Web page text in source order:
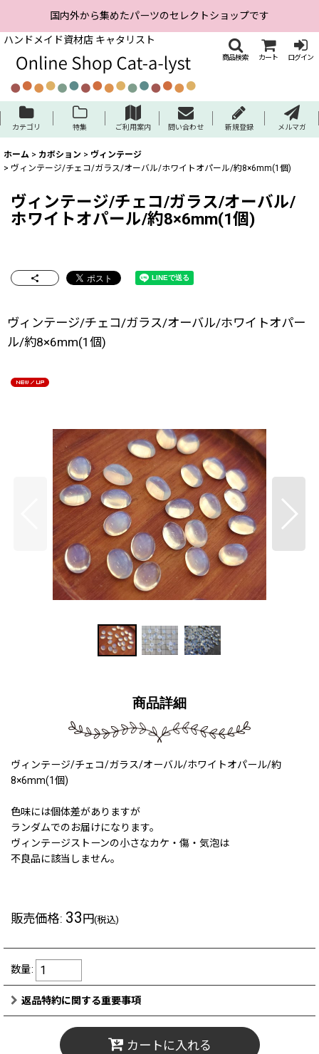
国内外から集めたパーツのセレクトショップです
ハンドメイド資材店 キャタリスト
商品検索 カート ログイン
カテゴリ 特集 ご利用案内 問い合わせ 新規登録 メルマガ
ホーム > カボション > ヴィンテージ
> ヴィンテージ/チェコ/ガラス/オーバル/ホワイトオパール/約8×6mm(1個)
ヴィンテージ/チェコ/ガラス/オーバル/
ホワイトオパール/約8×6mm(1個)
ヴィンテージ/チェコ/ガラス/オーバル/ホワイトオパー
ル/約8×6mm(1個)
商品詳細
ヴィンテージ/チェコ/ガラス/オーバル/ホワイトオパール/約
8×6mm(1個)
色味には個体差がありますが
ランダムでのお届けになります。
ヴィンテージストーンの小さなカケ・傷・気泡は
不良品に該当しません。
販売価格: 33円(税込)
数量:
返品特約に関する重要事項
カートに入れる